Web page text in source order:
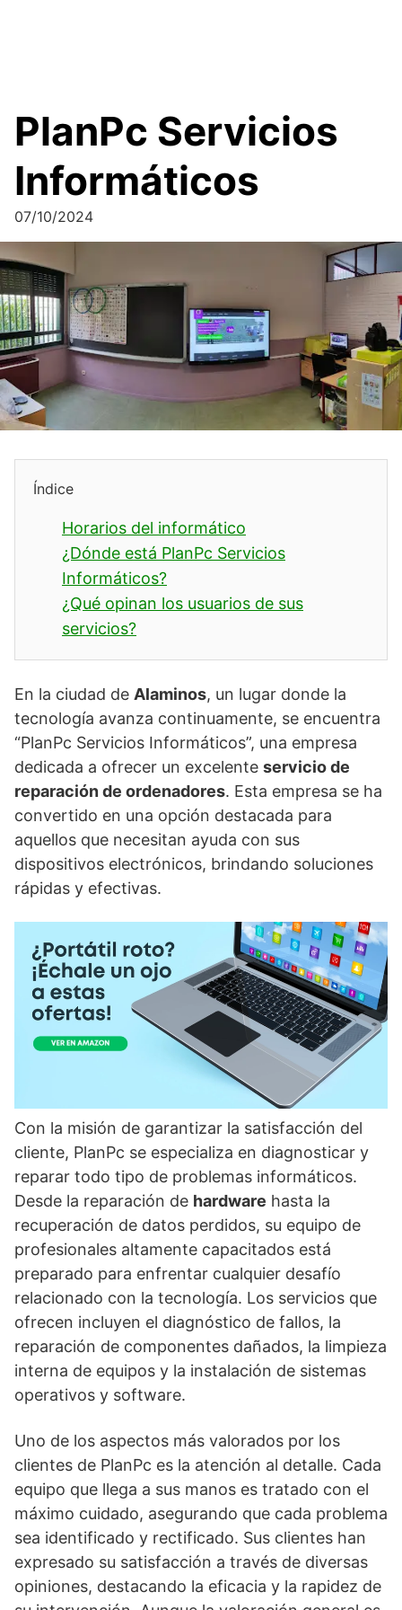
PlanPc Servicios
Informáticos
07/10/2024
Índice
Horarios del informático
¿Dónde está PlanPc Servicios
Informáticos?
¿Qué opinan los usuarios de sus
servicios?
En la ciudad de Alaminos, un lugar donde la
tecnología avanza continuamente, se encuentra
“PlanPc Servicios Informáticos”, una empresa
dedicada a ofrecer un excelente servicio de
reparación de ordenadores. Esta empresa se ha
convertido en una opción destacada para
aquellos que necesitan ayuda con sus
dispositivos electrónicos, brindando soluciones
rápidas y efectivas.
Con la misión de garantizar la satisfacción del
cliente, PlanPc se especializa en diagnosticar y
reparar todo tipo de problemas informáticos.
Desde la reparación de hardware hasta la
recuperación de datos perdidos, su equipo de
profesionales altamente capacitados está
preparado para enfrentar cualquier desafío
relacionado con la tecnología. Los servicios que
ofrecen incluyen el diagnóstico de fallos, la
reparación de componentes dañados, la limpieza
interna de equipos y la instalación de sistemas
operativos y software.
Uno de los aspectos más valorados por los
clientes de PlanPc es la atención al detalle. Cada
equipo que llega a sus manos es tratado con el
máximo cuidado, asegurando que cada problema
sea identificado y rectificado. Sus clientes han
expresado su satisfacción a través de diversas
opiniones, destacando la eficacia y la rapidez de